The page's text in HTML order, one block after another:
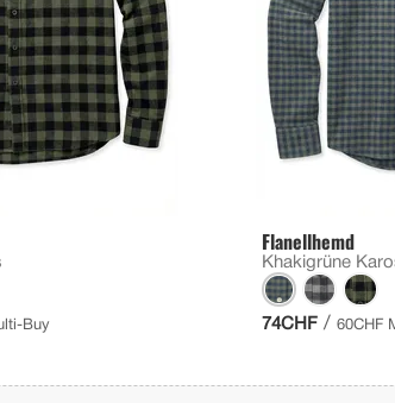
Buy
Flanellhemd
Khakigrüne
74CHF / 60CHF